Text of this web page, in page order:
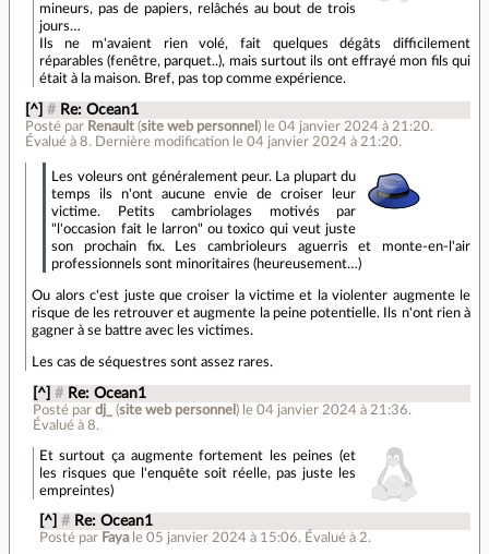
mineurs, pas de papiers, relâchés au bout de trois
jours…
Ils ne m'avaient rien volé, fait quelques dégâts difficilement
réparables (fenêtre, parquet..), mais surtout ils ont effrayé mon fils qui
était à la maison. Bref, pas top comme expérience.
[^] # Re: Ocean1
Posté par Renault (site web personnel ) le 04 janvier 2024 à 21:20.
Évalué à8. Dernière modification le 04 janvier 2024 à 21:20.
Les voleurs ont généralement peur. La plupart du
temps ils n'ont aucune envie de croiser leur
victime. Petits cambriolages motivés par
"l'occasion fait le larron" ou toxico qui veut juste
son prochain fix. Les cambrioleurs aguerris et monte-en-l'air
professionnels sont minoritaires (heureusement…)
Ou alors c'est juste que croiser la victime et la violenter augmente le
risque de les retrouver et augmente la peine potentielle. Ils n'ont rien à
gagner à se battre avec les victimes.
Les cas de séquestres sont assez rares.
[^] # Re: Ocean1
Posté par dj_ (site web personnel ) le 04 janvier 2024 à 21:36.
Évalué à 8.
Et surtout ça augmente fortement les peines (et
les risques que l'enquête soit réelle, pas juste les
empreintes)
[^] # Re: Ocean1
Posté par Faya le 05 janvier 2024 à 15:06. Évalué à2.